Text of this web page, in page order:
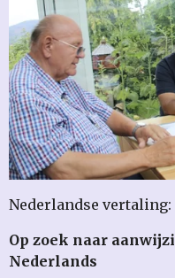
Nederlandse vertaling:
Op zoek naar
Nederlands